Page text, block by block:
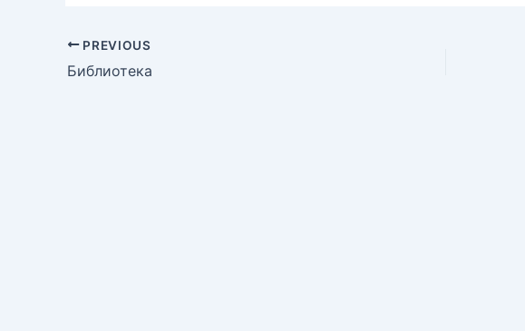
PREVIOUS
Библиотека